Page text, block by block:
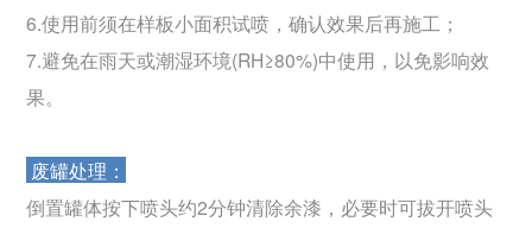
6.使用前须在样板小面积试喷，确认效果后再施工；
7.避免在雨天或潮湿环境(RH≥80%)中使用，以免影响效
果。
废罐处理：
倒置罐体按下喷头约2分钟清除余漆，必要时可拔开喷头